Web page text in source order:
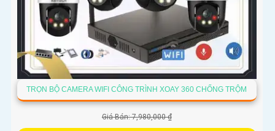
TRỌN BỘ CAMERA WIFI CÔNG TRÌNH XOAY 360 CHỐNG TRỘM
Giá Bán: 7,980,000 ₫